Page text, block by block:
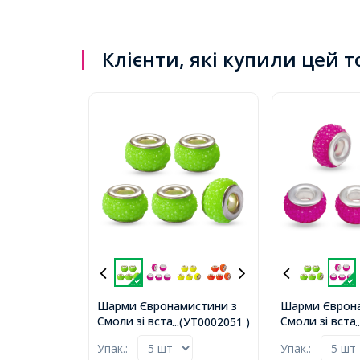
Клієнти, які купили цей
...(УТ0002051 )
Шарми Євронамистини з
Смоли зі вставкою з Латуні
Ефектом Страз, Рондель,
Упак.:
Шарми
Смоли зі
Ефектом
Упак.: